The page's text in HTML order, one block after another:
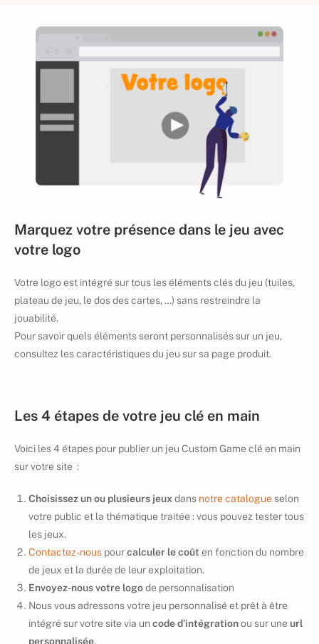
Marquez votre présence dans le jeu avec
votre logo
Votre logo est intégré sur tous les éléments clés du jeu (tuiles,
plateau de jeu, le dos des cartes, …) sans restreindre la
jouabilité.
Pour savoir quels éléments seront personnalisés sur un jeu,
consultez les caractéristiques du jeu sur sa page produit.
Les 4 étapes de votre jeu clé en main
Voici les 4 étapes pour publier un jeu Custom Game clé en main
sur votre site :
Choisissez un ou plusieurs jeux dans notre catalogue selon
votre public et la thématique traitée : vous pouvez tester tous
les jeux.
Contactez-nous pourcalculer le coût en fonction du nombre
de jeux et la durée de leur exploitation.
Envoyez-nous votre logode personnalisation
Nous vous adressons votre jeu personnalisé et prêt à être
intégré sur votre site via un code d’intégrationou sur une url
personnalisée.